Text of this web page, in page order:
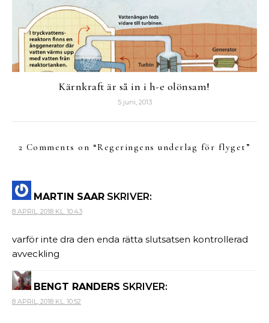
Kärnkraft är så in i h-e olönsam!
5 juni, 2013
2 Comments on “Regeringens underlag för flyget”
MARTIN SAAR SKRIVER:
8 APRIL, 2018 KL. 10:43
varför inte dra den enda rätta slutsatsen kontrollerad
avveckling
BENGT RANDERS SKRIVER:
8 APRIL, 2018 KL. 10:52